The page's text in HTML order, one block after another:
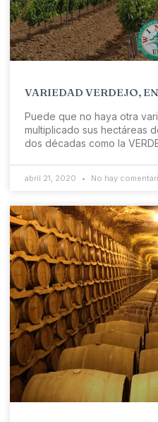
VARIEDAD VERDEJO,
Puede que no haya otra
multiplicado sus hectáreas
dos décadas como la
abril 21, 2020 No hay